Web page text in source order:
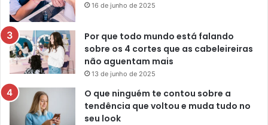
16 de junho de 2025
Por que todo mundo está falando
sobre os 4 cortes que as cabeleireiras
não aguentam mais
13 de junho de 2025
O que ninguém te contou sobre a
tendência que voltou e muda tudo no
seu look